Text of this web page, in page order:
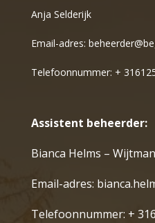
Anja Selderijk
Email-adres:
Telefoonnummer: +
Assistent beheerder:
Bianca Helms – Wijtman
Email-adres:
Telefoonnummer: +